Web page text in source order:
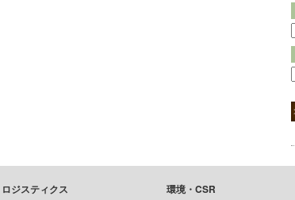
ロジスティクス 環境・CSR